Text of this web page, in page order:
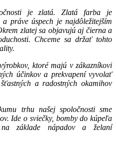
je zlatá. Zlatá farba je
práve úspech je najdôležitejším
zlatej sa objavujú aj čierna a
Chceme sa držať tohto
ktoré majú v zákazníkovi
účinkov a prekvapení vyvolať
a radostných okamihov
trhu našej spoločnosti sme
Ide o sviečky, bomby do kúpeľa
základe nápadov a želaní